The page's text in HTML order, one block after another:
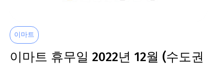
이마트
이마트 휴무일 2022년 12월 (수도권